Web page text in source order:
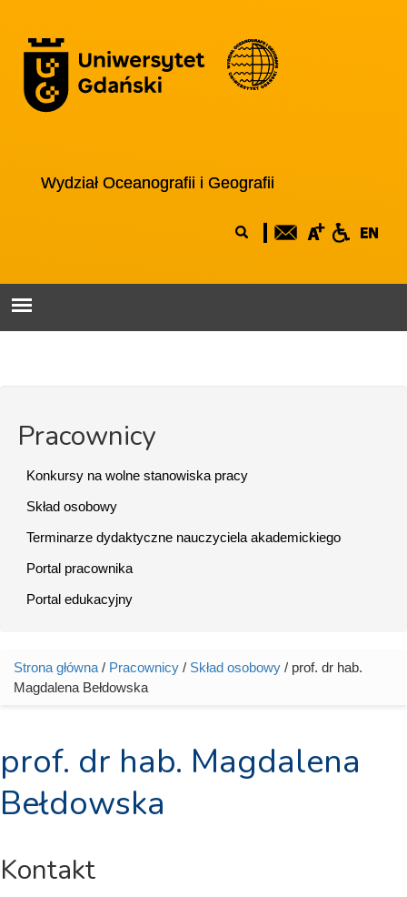
Wydział Oceanografii i Geografii
wyszukiwania
Pracownicy
Konkursy na wolne stanowiska pracy
Skład osobowy
Terminarze dydaktyczne nauczyciela akademickiego
Portal pracownika
Portal edukacyjny
Jesteś tutaj
Strona główna / Pracownicy / Skład osobowy / prof. dr hab.
Magdalena Bełdowska
prof. dr hab. Magdalena
Bełdowska
Kontakt